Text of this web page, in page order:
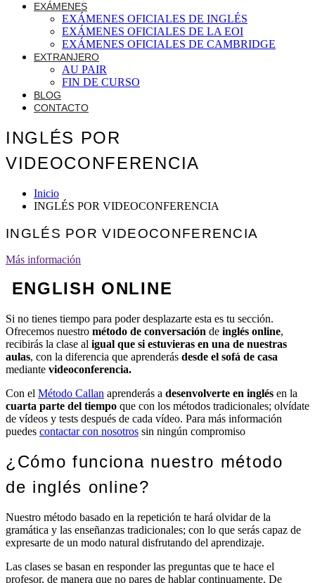
EXÁMENES
EXÁMENES OFICIALES DE INGLÉS
EXÁMENES OFICIALES DE LA EOI
EXÁMENES OFICIALES DE CAMBRIDGE
EXTRANJERO
AU PAIR
FIN DE CURSO
BLOG
CONTACTO
INGLÉS POR
VIDEOCONFERENCIA
Inicio
INGLÉS POR VIDEOCONFERENCIA
INGLÉS POR VIDEOCONFERENCIA
Más información
ENGLISH ONLINE
Si no tienes tiempo para poder desplazarte esta es tu sección.
Ofrecemos nuestro método de conversación de inglés online,
recibirás la clase al igual que si estuvieras en una de nuestras
aulas, con la diferencia que aprenderás desde el sofá de casa
mediante videoconferencia.
Con el Método Callan aprenderás a desenvolverte en inglés en la
cuarta parte del tiempo que con los métodos tradicionales; olvídate
de vídeos y tests después de cada vídeo. Para más información
puedes contactar con nosotros sin ningún compromiso
¿Cómo funciona nuestro método
de inglés online?
Nuestro método basado en la repetición te hará olvidar de la
gramática y las enseñanzas tradicionales; con lo que serás capaz de
expresarte de un modo natural disfrutando del aprendizaje.
Las clases se basan en responder las preguntas que te hace el
profesor, de manera que no pares de hablar continuamente. De